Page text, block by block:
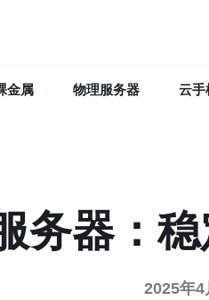
金属 物理服务器 云手
务器：
2025年4